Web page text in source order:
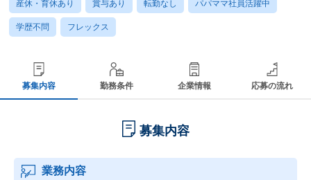
産休・育休あり 賞与あり 転勤なし パパママ社員活躍中
学歴不問 フレックス
募集内容 勤務条件 企業情報 応募の流れ
募集内容
業務内容